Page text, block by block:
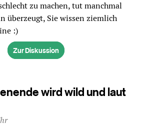
zu machen, tut manchmal
überzeugt, Sie wissen ziemlich
:)
Zur Diskussion
wird wild und laut